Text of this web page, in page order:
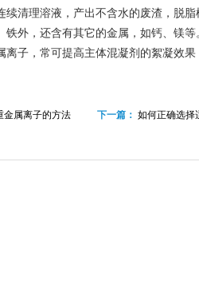
清理溶液，产出不含水的废渣，脱
铁外，还含有其它的金属，如钙、镁
子，常可提高主体混凝剂的絮凝效果
金属离子的方法 下一篇： 如何正确选择